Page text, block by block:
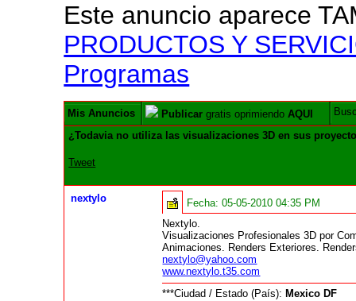
Este anuncio aparece
PRODUCTOS Y
Programas
Mis Anuncios Publicar gratis oprimiendoAQUI
¿Todavia no utiliza las visualizaciones 3D en sus
Tweet
nextylo Fecha:05-05-2010 04:35 PM
Nextylo.
Visualizaciones Profesionales 3D por
Animaciones. Renders Exteriores.
nextylo@yahoo.com
www.nextylo.t35.com
***Ciudad / Estado (País): Mexico DF